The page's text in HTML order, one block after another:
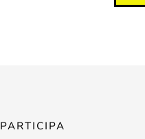
PARTICIPA